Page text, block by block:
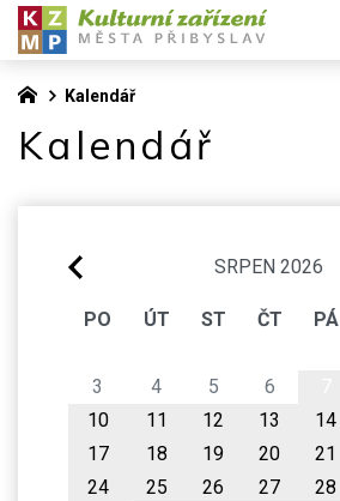
Kalendář
Kalendář
SRPEN 2026
PO ÚT ST ČT PÁ
3
4 5 6
10
11 12 13 14
17
18 19 20 21
24
25 26 27 28